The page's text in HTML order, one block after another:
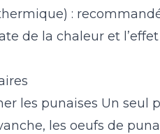
:
de la chaleur et
les punaises Un seul
les oeufs de